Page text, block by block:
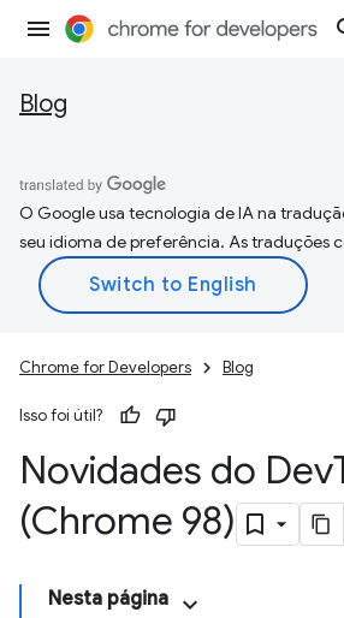
Blog
O Google usa tecnologia de IA na
seu idioma de preferência. As traduções
Chrome for Developers Blog
Isso foi útil?
Novidades do Dev
(Chrome 98)
Nesta página